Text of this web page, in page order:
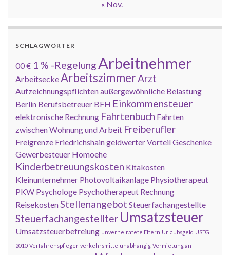
« Nov.
SCHLAGWÖRTER
00 € 1 % -Regelung Arbeitnehmer
ArbeitseckeArbeitszimmerArzt
Aufzeichnungspflichtenaußergewöhnliche Belastung
Berlin Berufsbetreuer BFH Einkommensteuer
elektronische Rechnung Fahrtenbuch Fahrten
zwischen Wohnung und Arbeit Freiberufler
Freigrenze Friedrichshaingeldwerter VorteilGeschenke
Gewerbesteuer Homoehe
Kinderbetreuungskosten Kitakosten
Kleinunternehmer Photovoltaikanlage Physiotherapeut
PKW Psychologe Psychotherapeut Rechnung
ReisekostenStellenangebot Steuerfachangestellte
Steuerfachangestellter Umsatzsteuer
Umsatzsteuerbefreiung unverheiratete Eltern Urlaubsgeld USTG
2010 Verfahrenspfleger verkehrsmittelunabhängig Vermietung an